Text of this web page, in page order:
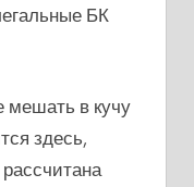
БК
мешать в кучу
здесь,